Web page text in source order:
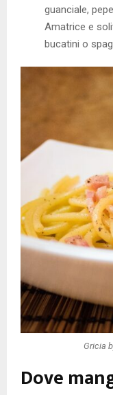
guanciale,
Amatrice e
bucatini o
Gricia
Dove